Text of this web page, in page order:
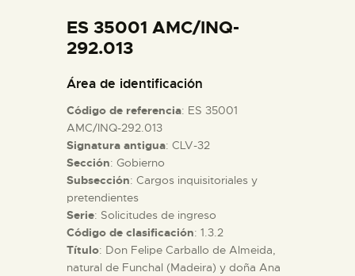
COLECCIONES
ESPAÑOL
PREPARAR LA VISITA
ACTIVIDADES
█
ES 35001 AMC/INQ-
292.013
Área de identificación
Código de referencia: ES 35001
AMC/INQ-292.013
Signatura antigua: CLV-32
Sección: Gobierno
Subsección: Cargos inquisitoriales y
pretendientes
Serie: Solicitudes de ingreso
Código de clasificación: 1.3.2
Título: Don Felipe Carballo de Almeida,
natural de Funchal (Madeira) y doña Ana